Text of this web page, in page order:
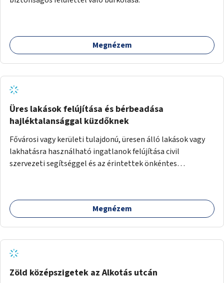
Megnézem
Üres lakások felújítása és bérbeadása
hajléktalansággal küzdőknek
Fővárosi vagy kerületi tulajdonú, üresen álló lakások vagy
lakhatásra használható ingatlanok felújítása civil
szervezeti segítséggel és az érintettek önkéntes
Megnézem
Zöld középszigetek az Alkotás utcán